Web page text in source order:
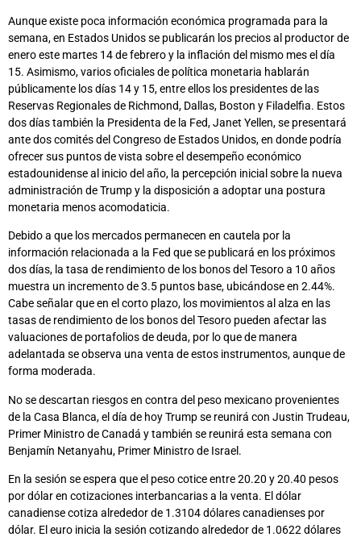
Aunque existe poca información económica programada para la
semana, en Estados Unidos se publicarán los precios al productor de
enero este martes 14 de febrero y la inflación del mismo mes el día
15. Asimismo, varios oficiales de política monetaria hablarán
públicamente los días 14 y 15, entre ellos los presidentes de las
Reservas Regionales de Richmond, Dallas, Boston y Filadelfia. Estos
dos días también la Presidenta de la Fed, Janet Yellen, se presentará
ante dos comités del Congreso de Estados Unidos, en donde podría
ofrecer sus puntos de vista sobre el desempeño económico
estadounidense al inicio del año, la percepción inicial sobre la nueva
administración de Trump y la disposición a adoptar una postura
monetaria menos acomodaticia.
Debido a que los mercados permanecen en cautela por la
información relacionada a la Fed que se publicará en los próximos
dos días, la tasa de rendimiento de los bonos del Tesoro a 10 años
muestra un incremento de 3.5 puntos base, ubicándose en 2.44%.
Cabe señalar que en el corto plazo, los movimientos al alza en las
tasas de rendimiento de los bonos del Tesoro pueden afectar las
valuaciones de portafolios de deuda, por lo que de manera
adelantada se observa una venta de estos instrumentos, aunque de
forma moderada.
No se descartan riesgos en contra del peso mexicano provenientes
de la Casa Blanca, el día de hoy Trump se reunirá con Justin Trudeau,
Primer Ministro de Canadá y también se reunirá esta semana con
Benjamín Netanyahu, Primer Ministro de Israel.
En la sesión se espera que el peso cotice entre 20.20 y 20.40 pesos
por dólar en cotizaciones interbancarias a la venta. El dólar
canadiense cotiza alrededor de 1.3104 dólares canadienses por
dólar. El euro inicia la sesión cotizando alrededor de 1.0622 dólares